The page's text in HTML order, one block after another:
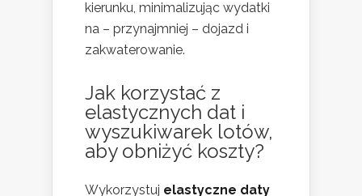
kierunku, minimalizując wydatki
na – przynajmniej – dojazd i
zakwaterowanie.
Jak korzystać z
elastycznych dat i
wyszukiwarek lotów,
aby obniżyć koszty?
Wykorzystuj elastyczne daty